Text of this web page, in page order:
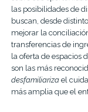
las posibilidades de
buscan, desde
mejorar la
transferencias de
la oferta de espacios
son las más
desfamiliarizael
más amplia que el